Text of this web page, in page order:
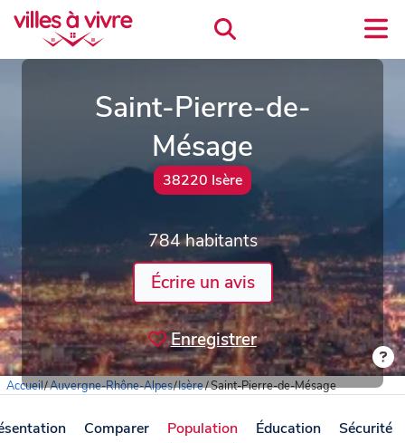
Saint-Pierre-de-
Mésage
38220 Isère
784 habitants
Écrire un avis
Enregistrer
Accueil/Auvergne-Rhône-Alpes/Isère/Saint-Pierre-de-Mésage
Comparer Population Éducation Sécurité